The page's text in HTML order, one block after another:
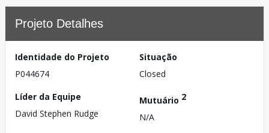
Projeto Detalhes
Identidade do Projeto
P044674
Situação
Closed
Líder da Equipe
David Stephen Rudge
Mutuário 2
N/A